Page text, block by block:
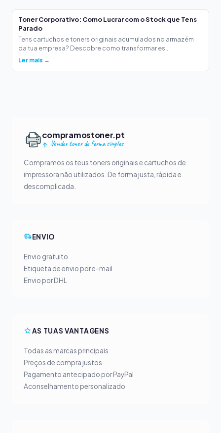
Toner Corporativo: Como Lucrar com o Stock que Tens
Parado
Tens cartuchos e toners originais acumulados no armazém
da tua empresa? Descobre como transformar es...
Ler mais →
compramostoner.pt
Vender toner de forma simples
Compramos os teus toners originais e cartuchos de
impressora não utilizados. De forma justa, rápida e
descomplicada.
ENVIO
Envio gratuito
Etiqueta de envio por e-mail
Envio por DHL
AS TUAS VANTAGENS
Todas as marcas principais
Preços de compra justos
Pagamento antecipado por PayPal
Aconselhamento personalizado